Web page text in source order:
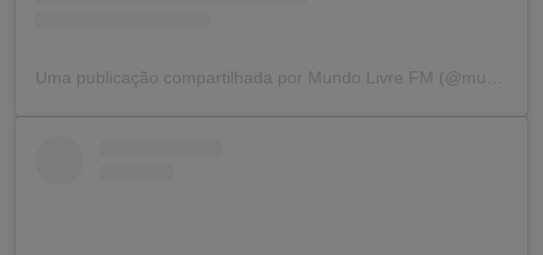
Uma publicação compartilhada por Mundo Livre FM (@mundolivrefm)